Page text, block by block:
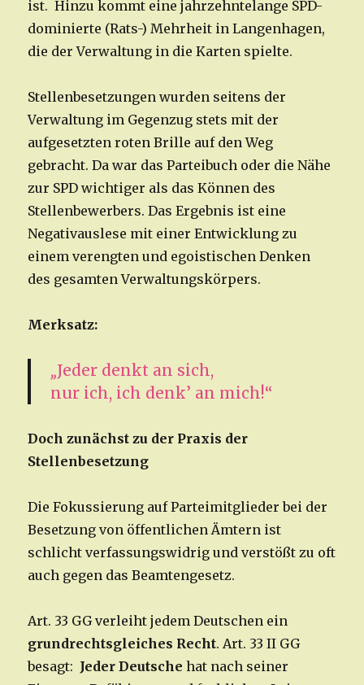
ist. Hinzu kommt eine jahrzehntelange SPD-
dominierte (Rats-) Mehrheit in Langenhagen,
die der Verwaltung in die Karten spielte.
Stellenbesetzungen wurden seitens der
Verwaltung im Gegenzug stets mit der
aufgesetzten roten Brille auf den Weg
gebracht. Da war das Parteibuch oder die Nähe
zur SPD wichtiger als das Können des
Stellenbewerbers. Das Ergebnis ist eine
Negativauslese mit einer Entwicklung zu
einem verengten und egoistischen Denken
des gesamten Verwaltungskörpers.
Merksatz:
„Jeder denkt an sich,
nur ich, ich denk’ an mich!“
Doch zunächst zu der Praxis der
Stellenbesetzung
Die Fokussierung auf Parteimitglieder bei der
Besetzung von öffentlichen Ämtern ist
schlicht verfassungswidrig und verstößt zu oft
auch gegen das Beamtengesetz.
Art. 33 GG verleiht jedem Deutschen ein
grundrechtsgleiches Recht. Art. 33 II GG
besagt: Jeder Deutschehat nach seiner